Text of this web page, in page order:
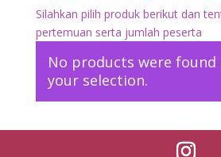
Silahkan pilih produk berikut dan
pertemuan serta jumlah peserta
No products were
your selection.